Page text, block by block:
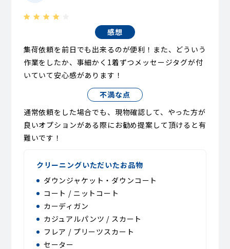
感想
集荷依頼を前日でも出来るのが便利！また、どういう
作業をしたか、事細かく1着ずつメッセージタグが付
いていて安心感があります！
不満な点
通常依頼をした場合でも、現物確認して、やった方が
良いオプションがある際にお勧め提案して頂けると有
難いです！
クリーニングいただいたお品物
ダウンジャケット・ダウンコート
コート / ニットコート
カーディガン
カジュアルパンツ / スカート
フレア / プリーツスカート
セーター